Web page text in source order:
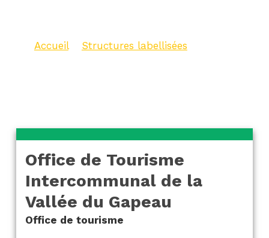
Accueil> Structures labellisées
Office de Tourisme
Intercommunal de la
Vallée du Gapeau
Office de tourisme